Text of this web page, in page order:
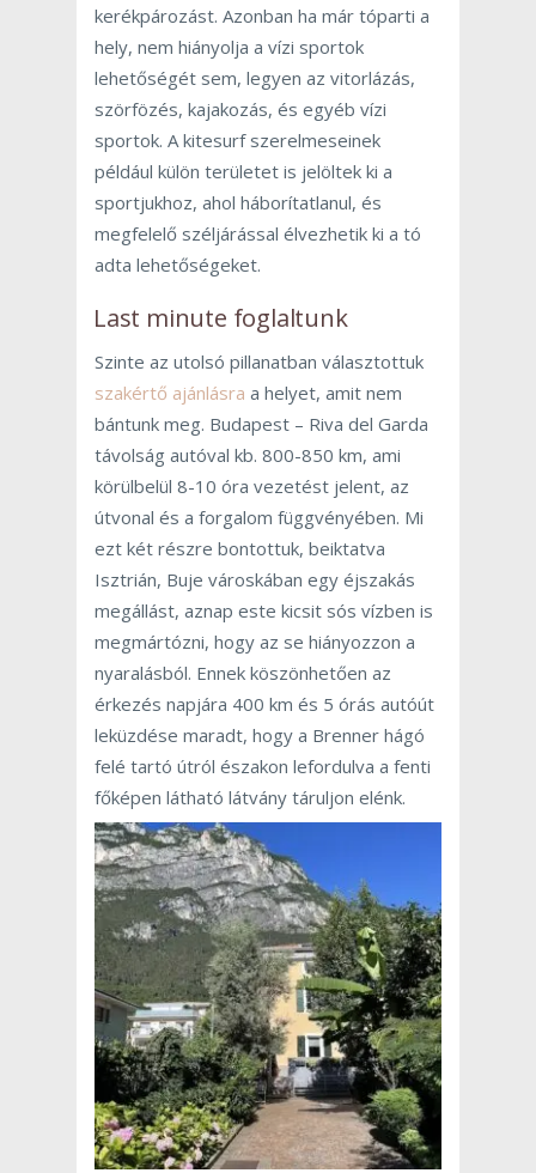
kerékpározást. Azonban ha már tóparti a
hely, nem hiányolja a vízi sportok
lehetőségét sem, legyen az vitorlázás,
szörfözés, kajakozás, és egyéb vízi
sportok. A kitesurf szerelmeseinek
például külön területet is jelöltek ki a
sportjukhoz, ahol háborítatlanul, és
megfelelő széljárással élvezhetik ki a tó
adta lehetőségeket.
Last minute foglaltunk
Szinte az utolsó pillanatban választottuk
szakértő ajánlásra a helyet, amit nem
bántunk meg. Budapest – Riva del Garda
távolság autóval kb. 800-850 km, ami
körülbelül 8-10 óra vezetést jelent, az
útvonal és a forgalom függvényében. Mi
ezt két részre bontottuk, beiktatva
Isztrián, Buje városkában egy éjszakás
megállást, aznap este kicsit sós vízben is
megmártózni, hogy az se hiányozzon a
nyaralásból. Ennek köszönhetően az
érkezés napjára 400 km és 5 órás autóút
leküzdése maradt, hogy a Brenner hágó
felé tartó útról északon lefordulva a fenti
főképen látható látvány táruljon elénk.